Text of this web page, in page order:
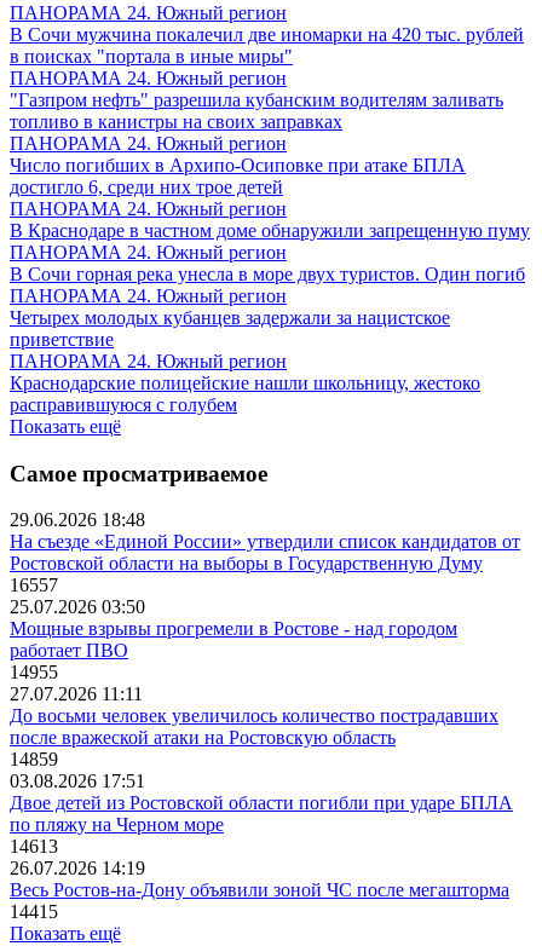
ПАНОРАМА 24. Южный регион
В Сочи мужчина покалечил две иномарки на 420 тыс. рублей
в поисках "портала в иные миры"
ПАНОРАМА 24. Южный регион
"Газпром нефть" разрешила кубанским водителям заливать
топливо в канистры на своих заправках
ПАНОРАМА 24. Южный регион
Число погибших в Архипо-Осиповке при атаке БПЛА
достигло 6, среди них трое детей
ПАНОРАМА 24. Южный регион
В Краснодаре в частном доме обнаружили запрещенную пуму
ПАНОРАМА 24. Южный регион
В Сочи горная река унесла в море двух туристов. Один погиб
ПАНОРАМА 24. Южный регион
Четырех молодых кубанцев задержали за нацистское
приветствие
ПАНОРАМА 24. Южный регион
Краснодарские полицейские нашли школьницу, жестоко
расправившуюся с голубем
Показать ещё
Самое просматриваемое
29.06.2026 18:48
На съезде «Единой России» утвердили список кандидатов от
Ростовской области на выборы в Государственную Думу
16557
25.07.2026 03:50
Мощные взрывы прогремели в Ростове - над городом
работает ПВО
14955
27.07.2026 11:11
До восьми человек увеличилось количество пострадавших
после вражеской атаки на Ростовскую область
14859
03.08.2026 17:51
Двое детей из Ростовской области погибли при ударе БПЛА
по пляжу на Черном море
14613
26.07.2026 14:19
Весь Ростов-на-Дону объявили зоной ЧС после мегашторма
14415
Показать ещё